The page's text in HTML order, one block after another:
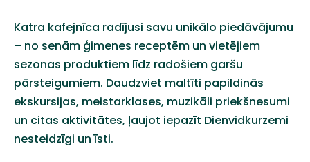
Katra kafejnīca radījusi savu unikālo piedāvājumu
– no senām ģimenes receptēm un vietējiem
sezonas produktiem līdz radošiem garšu
pārsteigumiem. Daudzviet maltīti papildinās
ekskursijas, meistarklases, muzikāli priekšnesumi
un citas aktivitātes, ļaujot iepazīt Dienvidkurzemi
nesteidzīgi un īsti.